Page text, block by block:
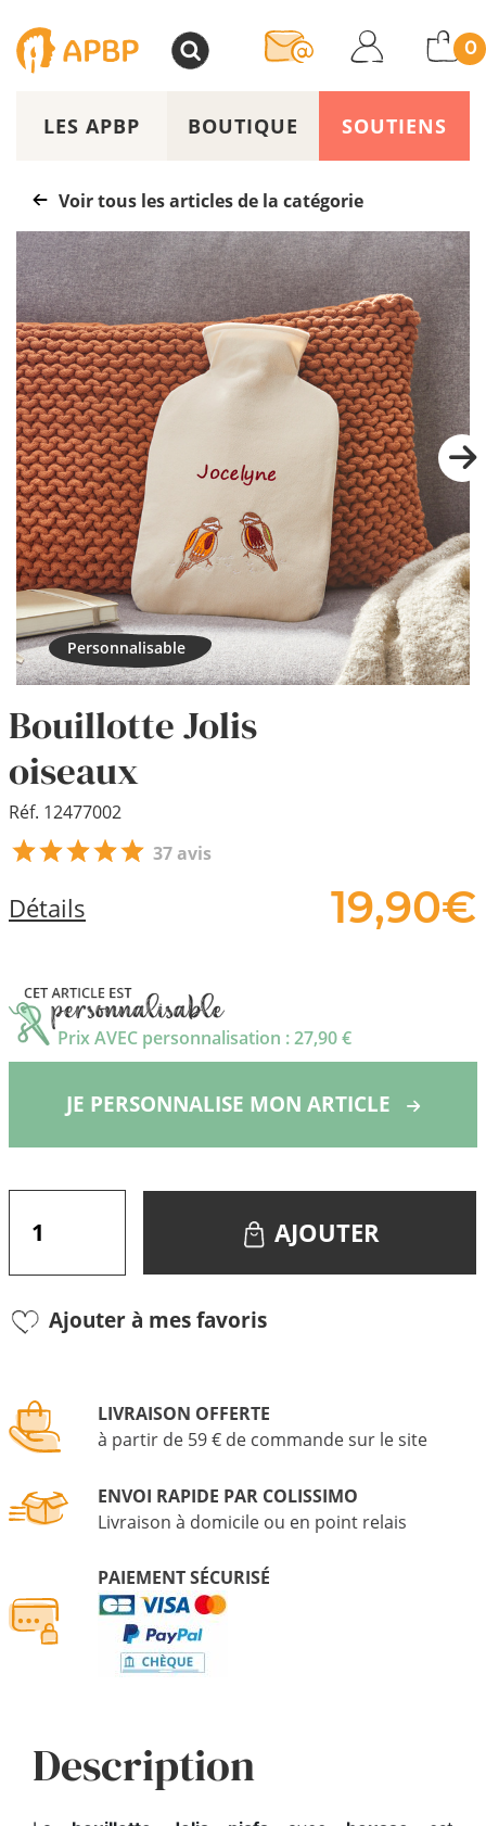
0
LES APBP BOUTIQUE SOUTIENS
Voir tous les articles de la catégorie
Bouillotte Jolis
oiseaux
Réf. 12477002
37 avis
Détails 19,90€
Prix AVEC personnalisation : 27,90 €
JE PERSONNALISE MON ARTICLE
AJOUTER
Ajouter à mes favoris
LIVRAISON OFFERTE
à partir de 59 € de commande sur le site
ENVOI RAPIDE PAR COLISSIMO
Livraison à domicile ou en point relais
PAIEMENT SÉCURISÉ
Description